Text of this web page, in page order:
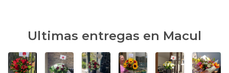
Ultimas entregas en Macul